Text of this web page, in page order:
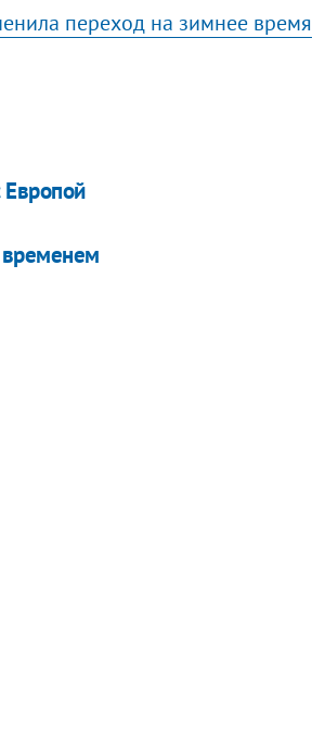
переход на зимнее время
временем